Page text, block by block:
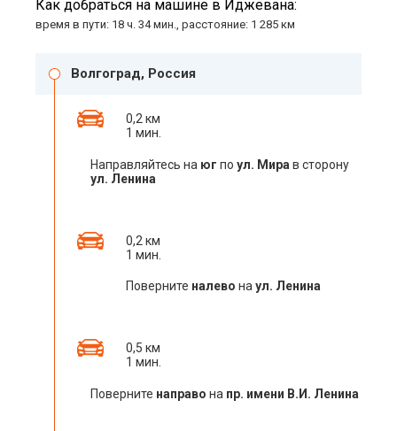
Как добраться на машине в Иджевана:
время в пути: 18 ч. 34 мин., расстояние: 1 285 км
Волгоград, Россия
0,2 км
1 мин.
Направляйтесь на юг по ул. Мира в сторону
ул. Ленина
0,2 км
1 мин.
Поверните налево на ул. Ленина
0,5 км
1 мин.
Поверните направо на пр. имени В.И. Ленина